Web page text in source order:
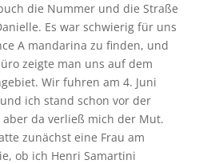
die Nummer und die Straße
Es war schwierig für uns
A mandarina zu finden, und
zeigte man uns auf dem
Wir fuhren am 4. Juni
ich stand schon vor der
aber da verließ mich der Mut.
zunächst eine Frau am
ob ich Henri Samartini